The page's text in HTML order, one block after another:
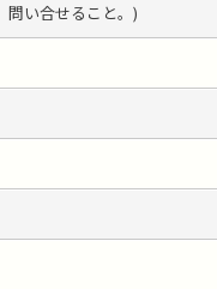
問い合せること。)